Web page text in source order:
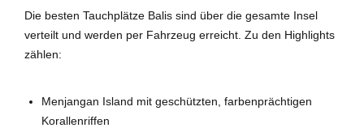
Die besten Tauchplätze Balis sind über die gesamte Insel
verteilt und werden per Fahrzeug erreicht. Zu den Highlights
zählen:
Menjangan Island mit geschützten, farbenprächtigen
Korallenriffen